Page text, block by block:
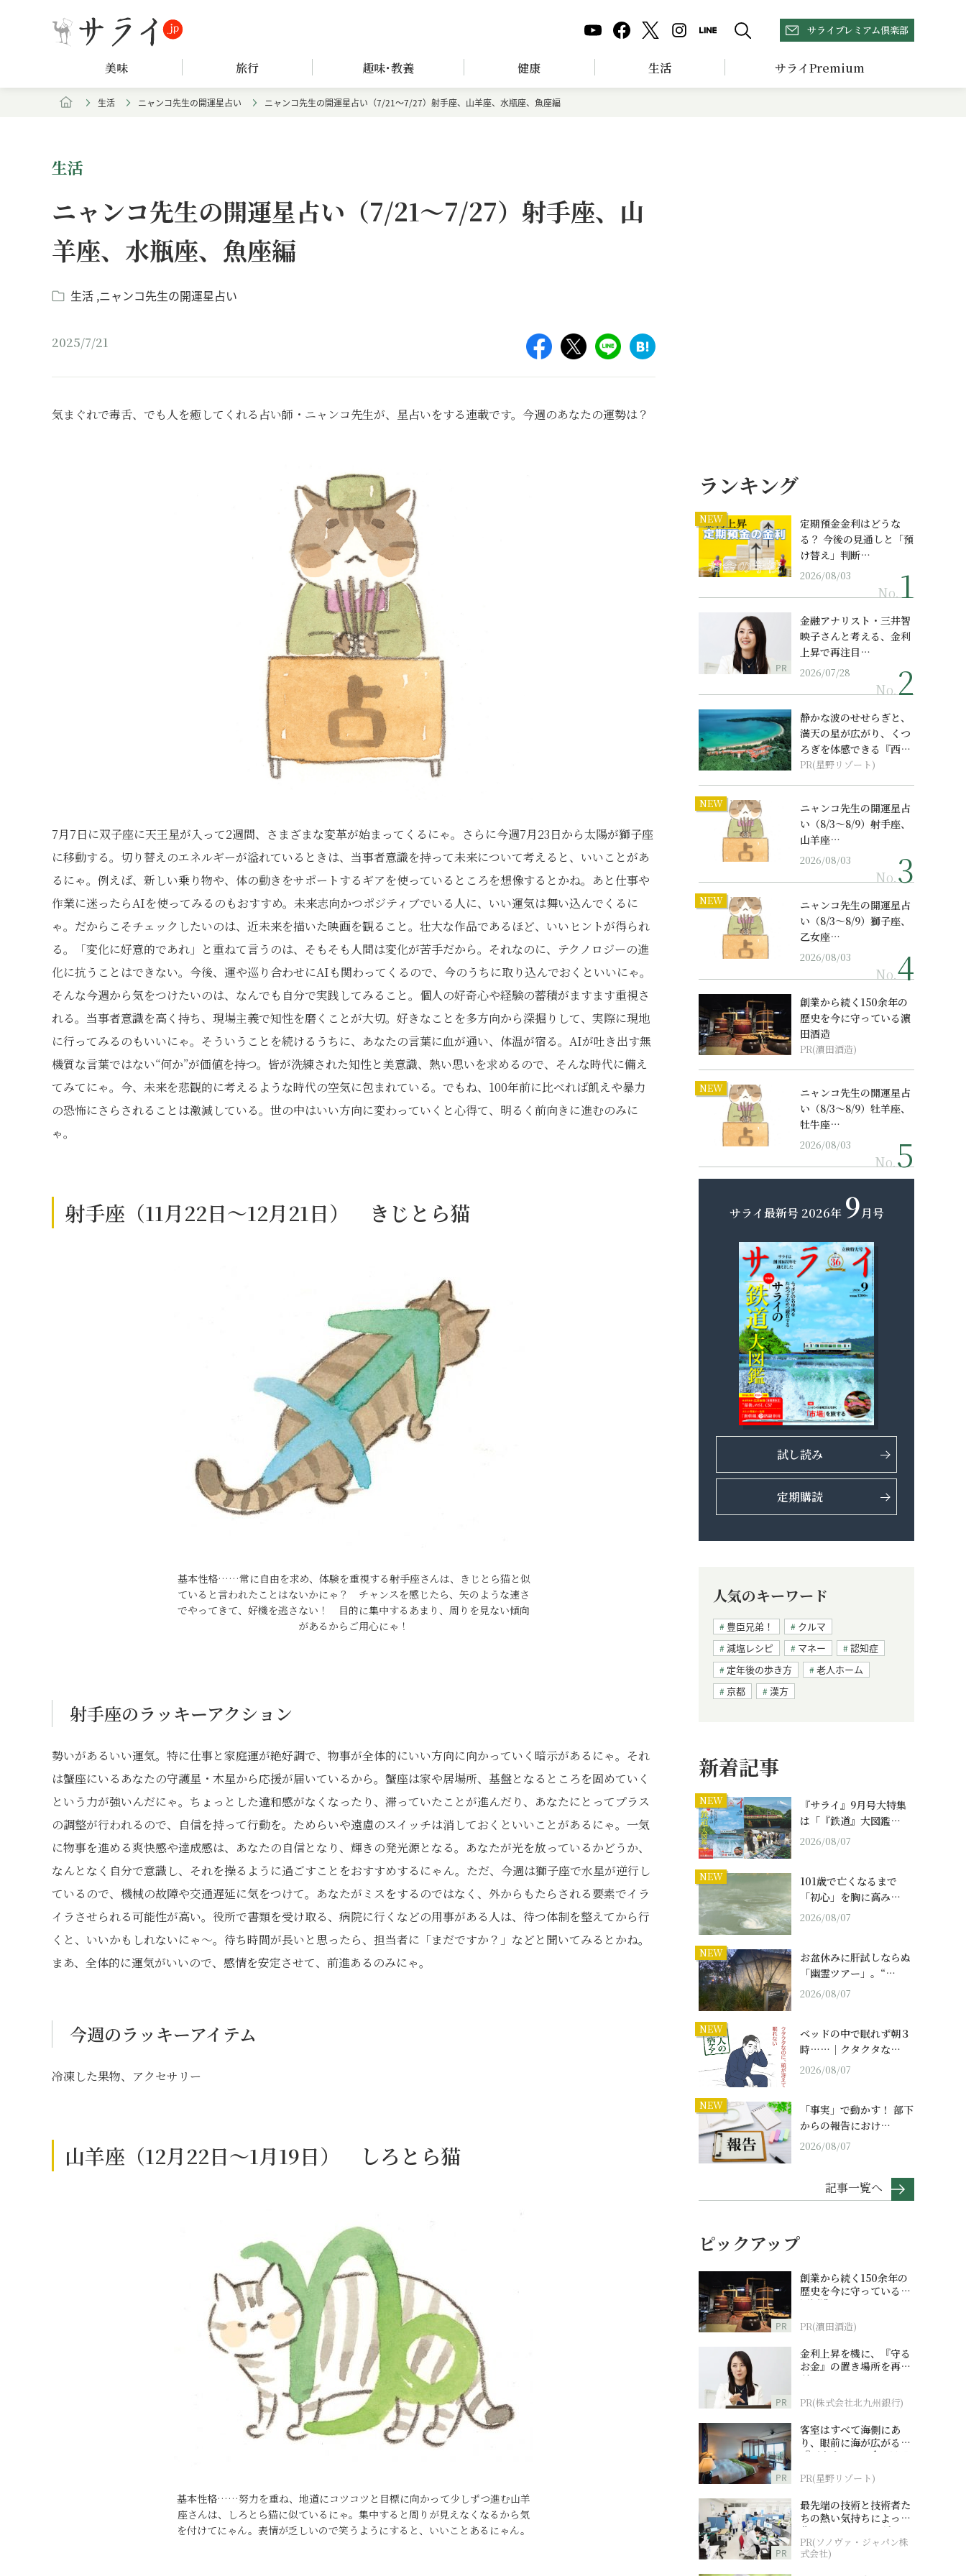
サライプレミアム倶楽部
美味 旅行 趣味･教養 健康 生活 サライPremium
生活 ニャンコ先生の開運星占い ニャンコ先生の開運星占い（7/21～7/27）射手座、山羊座、水瓶座、魚座編
生活
ニャンコ先生の開運星占い（7/21～7/27）射手座、山
羊座、水瓶座、魚座編
生活 ニャンコ先生の開運星占い
2025/7/21
気まぐれで毒舌、でも人を癒してくれる占い師・ニャンコ先生が、星占いをする連載です。今週のあなたの運勢は？
7月7日に双子座に天王星が入って2週間、さまざまな変革が始まってくるにゃ。さらに今週7月23日から太陽が獅子座
に移動する。切り替えのエネルギーが溢れているときは、当事者意識を持って未来について考えると、いいことがあ
るにゃ。例えば、新しい乗り物や、体の動きをサポートするギアを使っているところを想像するとかね。あと仕事や
作業に迷ったらAIを使ってみるのもおすすめ。未来志向かつポジティブでいる人に、いい運気は舞い込んでくるに
ゃ。だからこそチェックしたいのは、近未来を描いた映画を観ること。壮大な作品であるほど、いいヒントが得られ
る。「変化に好意的であれ」と重ねて言うのは、そもそも人間は変化が苦手だから。それなのに、テクノロジーの進
化に抗うことはできない。今後、運や巡り合わせにAIも関わってくるので、今のうちに取り込んでおくといいにゃ。
そんな今週から気をつけたいのは、なんでも自分で実践してみること。個人の好奇心や経験の蓄積がますます重視さ
れる。当事者意識を高く持ち、現場主義で知性を磨くことが大切。好きなことを多方向から深掘りして、実際に現地
に行ってみるのもいいにゃ。そういうことを続けるうちに、あなたの言葉に血が通い、体温が宿る。AIが吐き出す無
機質な言葉ではない“何か”が価値を持つ。皆が洗練された知性と美意識、熱い思いを求めるので、そんな時代に備え
てみてにゃ。今、未来を悲観的に考えるような時代の空気に包まれている。でもね、100年前に比べれば飢えや暴力
の恐怖にさらされることは激減している。世の中はいい方向に変わっていくと心得て、明るく前向きに進むのみに
ゃ。
射手座（11月22日～12月21日） きじとら猫
基本性格……常に自由を求め、体験を重視する射手座さんは、きじとら猫と似
ていると言われたことはないかにゃ？ チャンスを感じたら、矢のような速さ
でやってきて、好機を逃さない！ 目的に集中するあまり、周りを見ない傾向
があるからご用心にゃ！
射手座のラッキーアクション
勢いがあるいい運気。特に仕事と家庭運が絶好調で、物事が全体的にいい方向に向かっていく暗示があるにゃ。それ
は蟹座にいるあなたの守護星・木星から応援が届いているから。蟹座は家や居場所、基盤となるところを固めていく
という力が強いんだにゃ。ちょっとした違和感がなくなったり、滞っていたことが進んだり、あなたにとってプラス
の調整が行われるので、自信を持って行動を。ためらいや遠慮のスイッチは消しておくといいことがあるにゃ。一気
に物事を進める爽快感や達成感は、あなたの自信となり、輝きの発光源となる。あなたが光を放っているかどうか、
なんとなく自分で意識し、それを操るように過ごすことをおすすめするにゃん。ただ、今週は獅子座で水星が逆行し
ているので、機械の故障や交通遅延に気をつけて。あなたがミスをするのではなく、外からもたらされる要素でイラ
イラさせられる可能性が高い。役所で書類を受け取る、病院に行くなどの用事がある人は、待つ体制を整えてから行
くと、いいかもしれないにゃ〜。待ち時間が長いと思ったら、担当者に「まだですか？」などと聞いてみるとかね。
まあ、全体的に運気がいいので、感情を安定させて、前進あるのみにゃ。
今週のラッキーアイテム
冷凍した果物、アクセサリー
山羊座（12月22日～1月19日） しろとら猫
基本性格……努力を重ね、地道にコツコツと目標に向かって少しずつ進む山羊
座さんは、しろとら猫に似ているにゃ。集中すると周りが見えなくなるから気
を付けてにゃん。表情が乏しいので笑うようにすると、いいことあるにゃん。
ランキング
NEW
定期預金金利はどうな
る？ 今後の見通しと「預
け替え」判断…
2026/08/03
No.
PR
金融アナリスト・三井智
映子さんと考える、金利
上昇で再注目…
2026/07/28
No.
静かな波のせせらぎと、
満天の星が広がり、くつ
ろぎを体感できる『西表
島ホテル by...
PR(星野リゾート)
NEW
ニャンコ先生の開運星占
い（8/3～8/9）射手座、
山羊座…
2026/08/03
No.
NEW
ニャンコ先生の開運星占
い（8/3～8/9）獅子座、
乙女座…
2026/08/03
No.
創業から続く150余年の
歴史を今に守っている濵
田酒造
PR(濵田酒造)
NEW
ニャンコ先生の開運星占
い（8/3～8/9）牡羊座、
牡牛座…
2026/08/03
No.
サライ最新号 2026年 9月号
試し読み
定期購読
人気のキーワード
豊臣兄弟！
クルマ
減塩レシピ
マネー
認知症
定年後の歩き方
老人ホーム
京都
漢方
新着記事
NEW
『サライ』9月号大特集
は「『鉄道』大図鑑…
2026/08/07
NEW
101歳で亡くなるまで
「初心」を胸に高み…
2026/08/07
NEW
お盆休みに肝試しならぬ
「幽霊ツアー」。“…
2026/08/07
NEW
ベッドの中で眠れず朝３
時……｜クタクタな…
2026/08/07
NEW
「事実」で動かす！ 部下
からの報告におけ…
2026/08/07
記事一覧へ
ピックアップ
PR
創業から続く150余年の
歴史を今に守っている濵
田酒造
PR(濵田酒造)
PR
金利上昇を機に、『守る
お金』の置き場所を再検
討
PR(株式会社北九州銀行)
PR
客室はすべて海側にあ
り、眼前に海が広がる
『西表島ホテル by 星野
PR(星野リゾート)
PR
最先端の技術と技術者た
ちの熱い気持ちによって
作られているオーダーメ
イド補聴器
PR(ソノヴァ・ジャパン株
式会社)